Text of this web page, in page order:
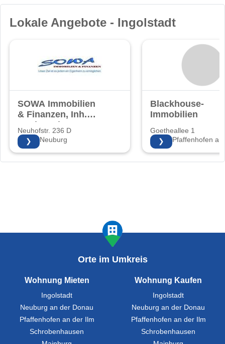
Lokale Angebote - Ingolstadt
SOWA Immobilien
& Finanzen, Inh.
Sonja Walter
Neuhofstr. 236 D
86633 Neuburg
❯
Blackhouse-
Immobilien
Goetheallee 1
85276 Pfaffenhofen an
❯
Orte im Umkreis
Wohnung Mieten
Ingolstadt
Neuburg an der Donau
Pfaffenhofen an der Ilm
Schrobenhausen
Wohnung Kaufen
Ingolstadt
Neuburg an der Donau
Pfaffenhofen an der Ilm
Schrobenhausen